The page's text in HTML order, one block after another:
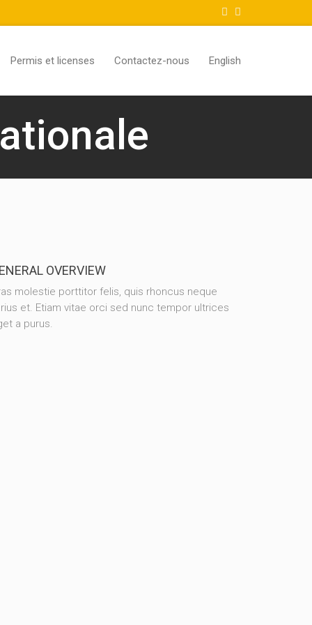
Permis et licenses Contactez-nous English
OVERVIEW
molestie porttitor felis, quis rhoncus neque
et. Etiam vitae orci sed nunc tempor ultrices
a purus.